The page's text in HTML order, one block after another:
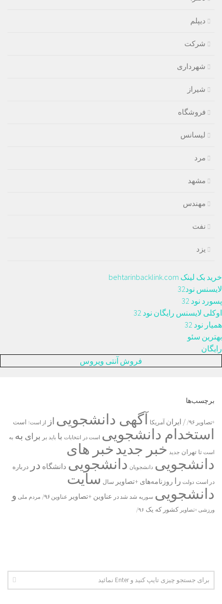
دیپلم
شرکت
شهرداری
شیراز
فروشگاه
لیسانس
مرد
مشهد
مهندس
نفت
یزد
خرید بک لینک behtarinbacklink.com
لایسنس نود32
پسورد نود 32
اوکلی لایسنس رایگان نود 32
همیار نود 32
بهترین سئو
رایگان
فروش آنتی ویروس
برچسب‌ها
+تصاویر ۹۶/ / ایران آمریکا آگهی دانشجویی از از است! است
استخدام دانشجویی است در انتخابات با باید بر برای به به
است تا تهران جدید خبر جدیدخبر های
دانشجویی دانشجویان دانشجویی دانشگاه در درباره
در ﺍﺳﺖ دولت را روزنامه‌های +تصاویر سال سایت
دانشجویی سوریه شد شد در عناوین +تصاویر عناوین ۹۶/ مردم ملی و
ورزشی +تصاویر کشور که یک ۹۶/